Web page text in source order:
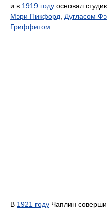
и в 1919 году основал
Мэри Пикфорд
Дугласом
Гриффитом
В 1921 году Чаплин